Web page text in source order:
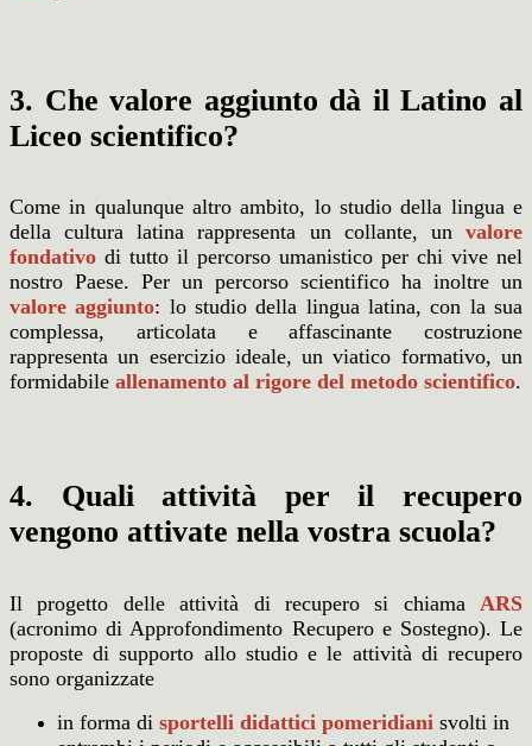
3. Che valore aggiunto dà il Latino al
Liceo scientifico?
Come in qualunque altro ambito, lo studio della lingua e
della cultura latina rappresenta un collante, un valore
fondativo di tutto il percorso umanistico per chi vive nel
nostro Paese. Per un percorso scientifico ha inoltre un
valore aggiunto: lo studio della lingua latina, con la sua
complessa, articolata e affascinante costruzione
rappresenta un esercizio ideale, un viatico formativo, un
formidabile allenamento al rigore del metodo scientifico.
4. Quali attività per il recupero
vengono attivate nella vostra scuola?
Il progetto delle attività di recupero si chiama ARS
(acronimo di Approfondimento Recupero e Sostegno). Le
proposte di supporto allo studio e le attività di recupero
sono organizzate
in forma di sportelli didattici pomeridiani svolti in